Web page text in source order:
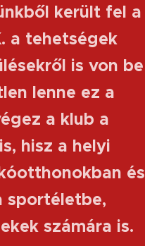
került fel a
a tehetségek
is von be
lenne ez a
a klub a
hisz a helyi
és
sportéletbe,
számára is.